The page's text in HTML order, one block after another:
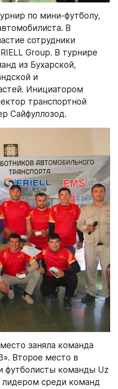
по мини-футболу,
В
сотрудники
Group. В турнире
из Бухарской,
и
Инициатором
транспортной
Сайфуллозод.
заняла команда
Второе место в
футболисты команды Uz
лидером среди команд